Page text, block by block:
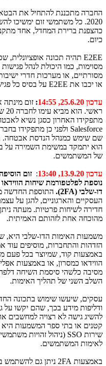
החברה מתכננת להתחיל את
2020. כל משתמשי זום ימשיכו להשתמש בהצפנת
כהצפנת ברירת המחדל, אחד
כיום.
E2EE תהיה תכונה אופציונלית,
מסוימות, כמו היכולת לנהל
מסורתיים, או מערכות חדרי
או יכבו את E2EE על בסיס כל
עדכון 25.6.20, 14:55 : זום
ראשי. הוא מביא עימו לחברה 20 שנות ניסיון באבטחת
מתפקידו האחרון כסגן נשיא
Salesforce ולפני כן מתפקידו
שם שימש כמנהל הנדסת אבטחה.
הוא יתמקד במשימת השמירה על
של המשתמשים.
עדכון 13.9.20, 13:40 : זום
נוספת לפלטפורמת שיחות
דו-שלבי (2FA
). התוספת החדשה
העסקיים והארגוניים, להגן על
חדירה לשיחות פרטיות. מעתה
מהוכחה אחת לזהותם האמיתית.
משמעות האימות הדו-שלבי היא,
הזדהות והתחברות, מוסיפים עוד
באמצעות קוד, שמיוצר בכל פעם
הווידאו כמסרון, או באמצעות
מסיבה כלשהי סיסמת השיחה
השלב השני של תהליך האימות.
עסקים, שיעשו שימוש בתכונה
ודליפות מידע בכך, שהם יקשו על
להשיג גישה לא רצויה למחשבים
קטנים או בתי ספר המשמעות
שירות SSO (ניהול זהויות
לאימות המשתמשים.
באמצעות 2FA ניתן גם להשתמש